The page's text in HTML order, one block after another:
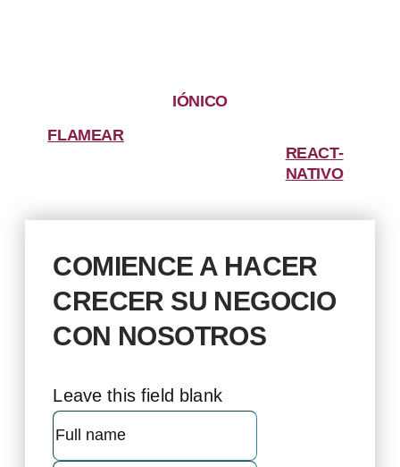
FLAMEAR
IÓNICO
REACT-
NATIVO
COMIENCE A HACER
CRECER SU NEGOCIO
CON NOSOTROS
Leave this field blank